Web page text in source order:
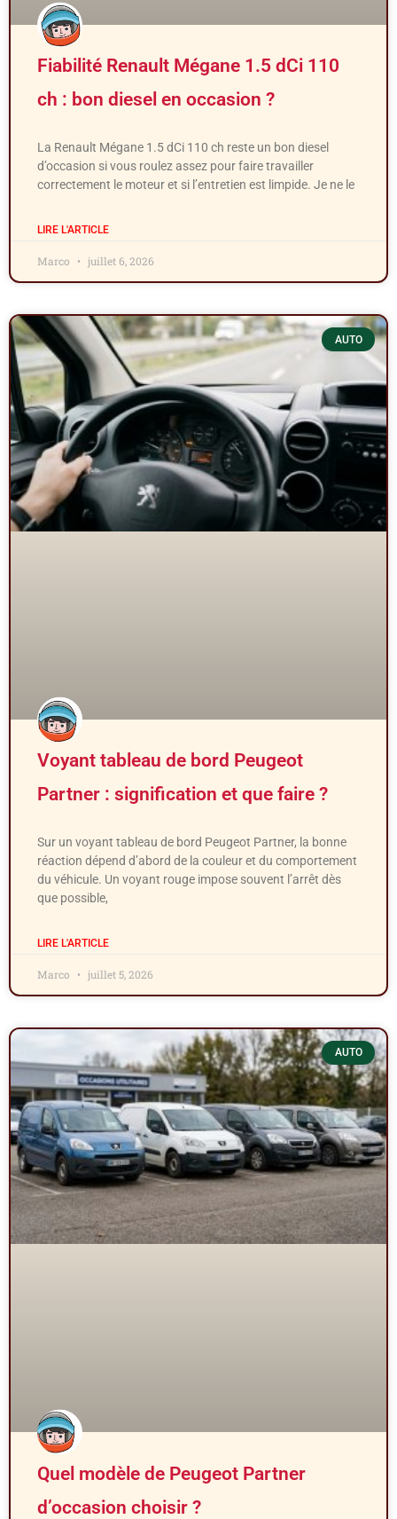
Fiabilité Renault Mégane 1.5 dCi 110
ch : bon diesel en occasion ?
La Renault Mégane 1.5 dCi 110 ch reste un bon diesel
d’occasion si vous roulez assez pour faire travailler
correctement le moteur et si l’entretien est limpide. Je ne le
LIRE L'ARTICLE
Marco juillet 6, 2026
AUTO
Voyant tableau de bord Peugeot
Partner : signification et que faire ?
Sur un voyant tableau de bord Peugeot Partner, la bonne
réaction dépend d’abord de la couleur et du comportement
du véhicule. Un voyant rouge impose souvent l’arrêt dès
que possible,
LIRE L'ARTICLE
Marco juillet 5, 2026
AUTO
Quel modèle de Peugeot Partner
d’occasion choisir ?